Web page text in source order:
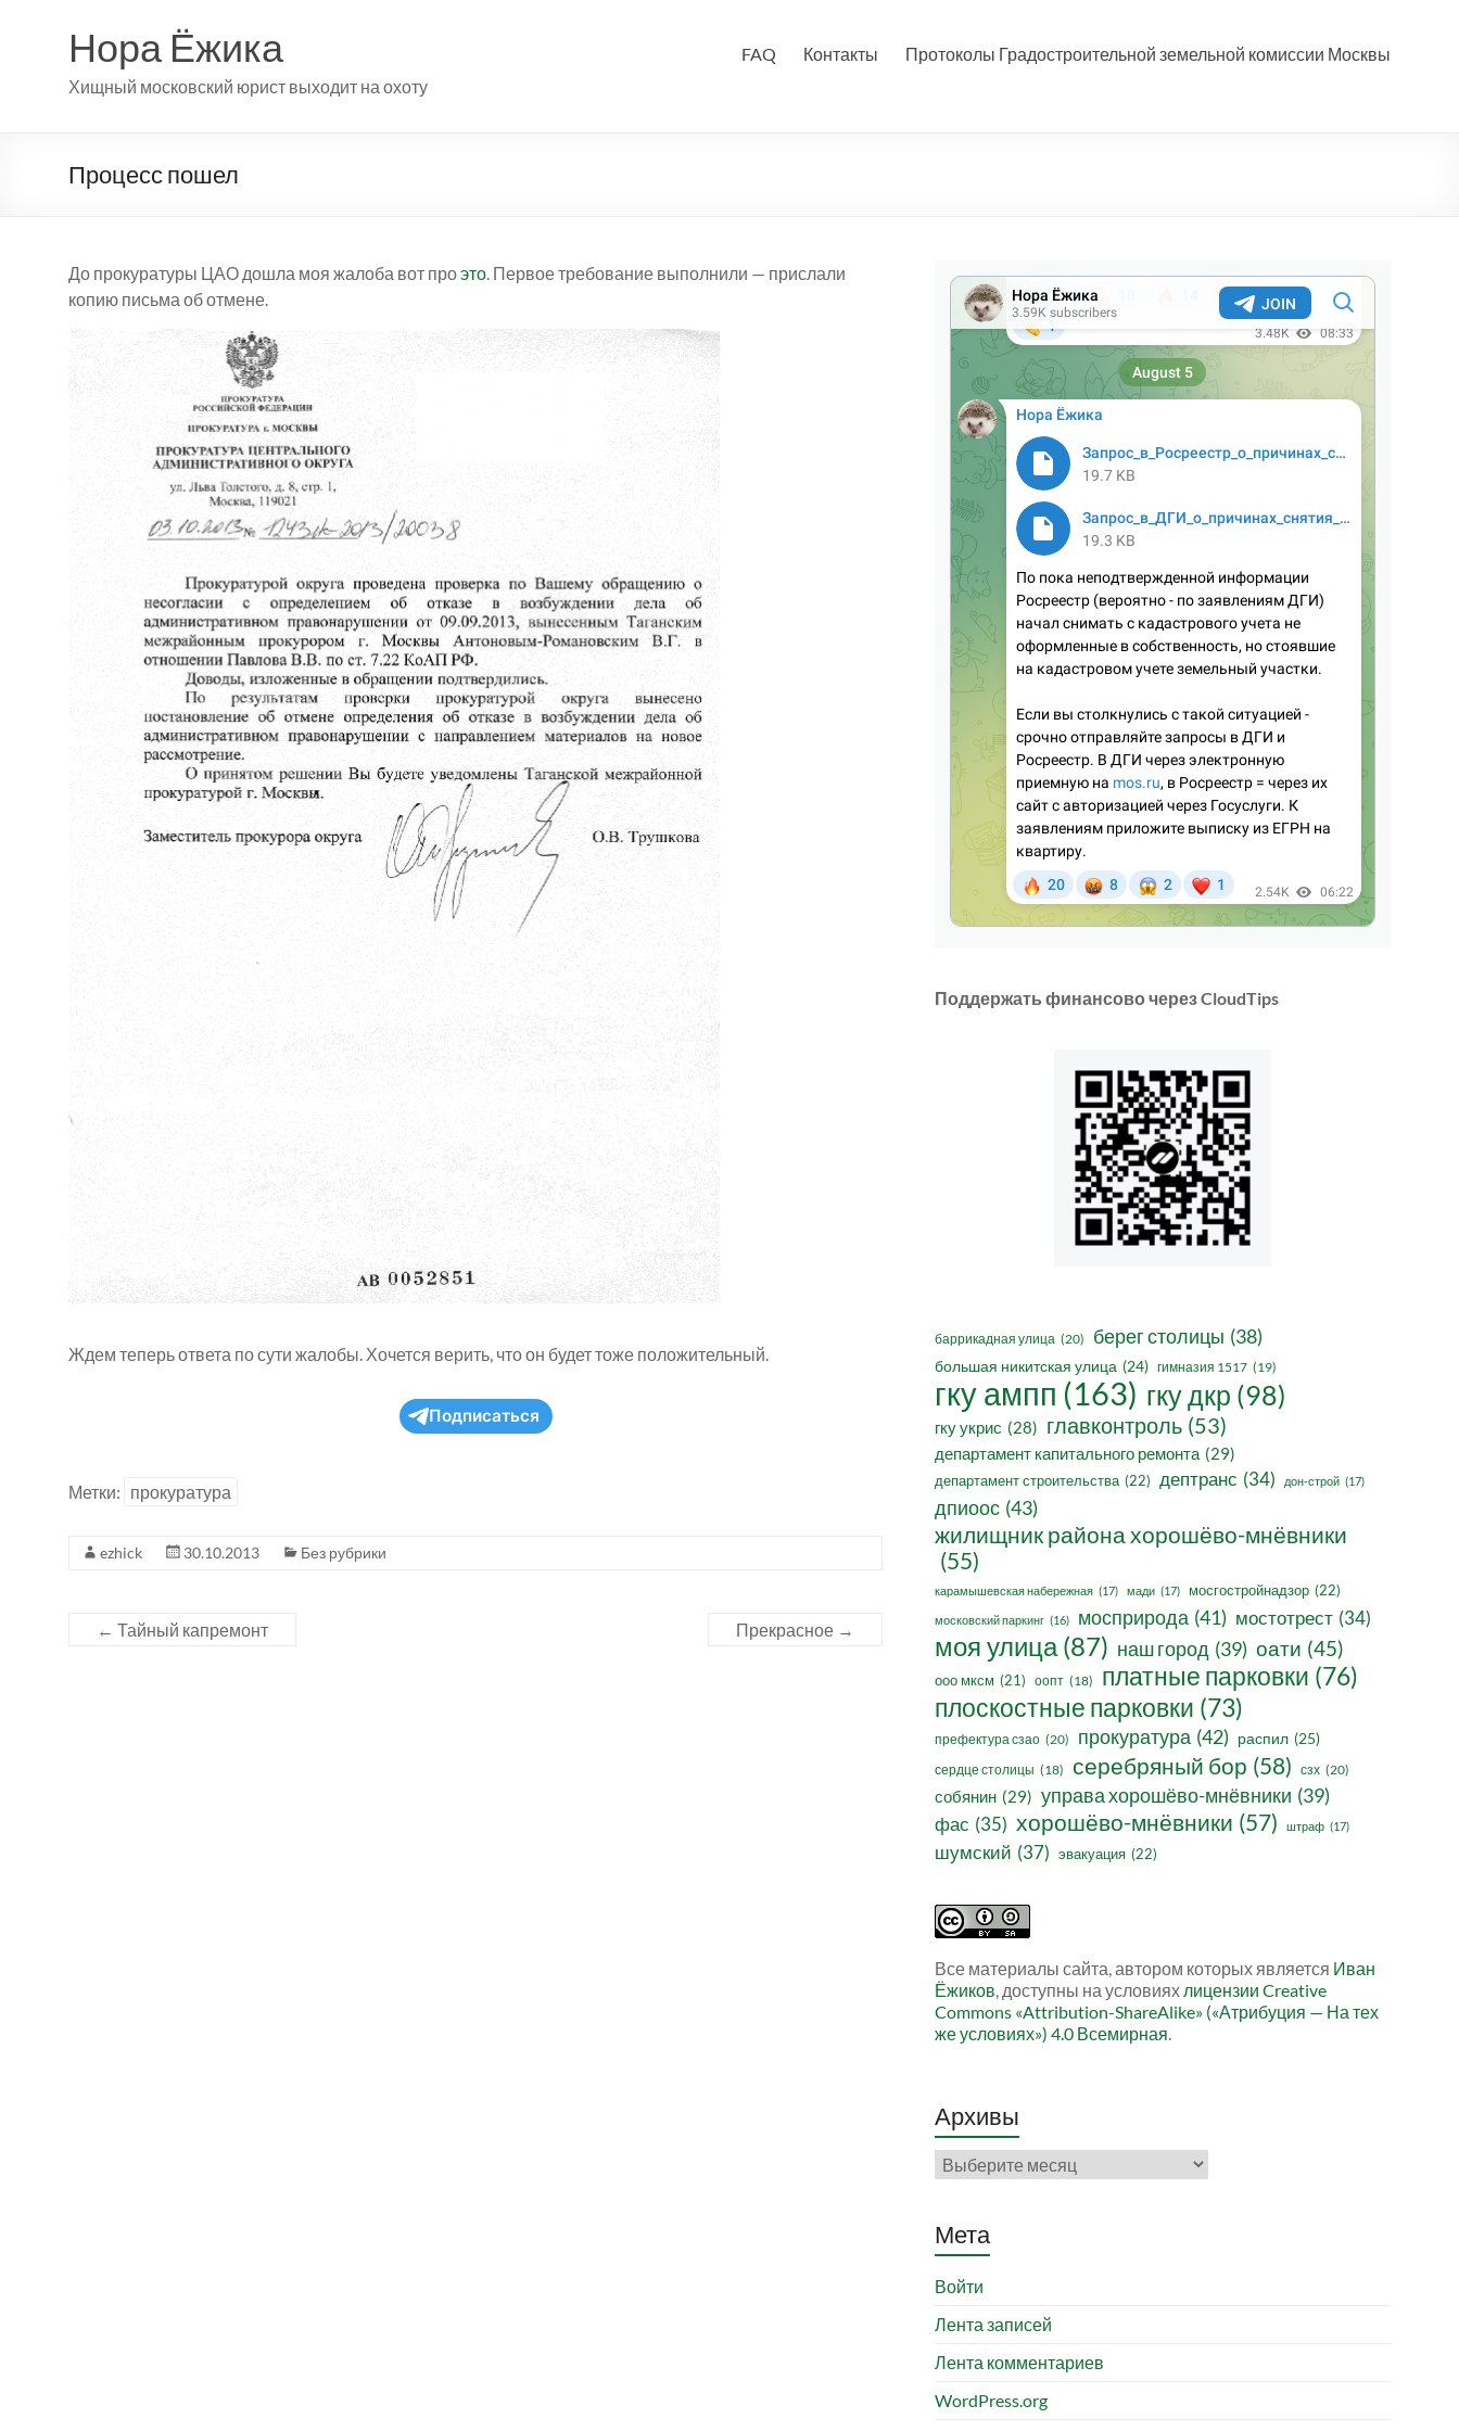
содержимомуНора Ёжика
Хищный московский юрист выходит на охоту
FAQ Контакты Протоколы Градостроительной земельной комиссии Москвы
Процесс пошел
До прокуратуры ЦАО дошла моя жалоба вот проэто. Первое требование выполнили — прислали
копию письма об отмене.
Ждем теперь ответа по сути жалобы. Хочется верить, что он будет тоже положительный.
Подписаться
Метки: прокуратура
ezhick 30.10.2013 Без рубрики
← Тайный капремонт Прекрасное →
Поддержать финансово через CloudTips
баррикадная улица (20) берег столицы (38)
большая никитская улица (24) гимназия 1517 (19)
гку ампп (163) гку дкр (98)
гку укрис (28) главконтроль (53)
департамент капитального ремонта (29)
департамент строительства (22) дептранс (34) дон-строй (17)
дпиоос (43)
жилищник района хорошёво-мнёвники
(55)
карамышевская набережная (17) мади (17) мосгостройнадзор (22)
московский паркинг (16) мосприрода (41) мостотрест (34)
моя улица (87) наш город (39) оати (45)
ооо мксм (21) оопт (18) платные парковки (76)
плоскостные парковки (73)
префектура сзао (20) прокуратура (42) распил (25)
сердце столицы (18) серебряный бор (58) сзх (20)
собянин (29) управа хорошёво-мнёвники (39)
фас (35) хорошёво-мнёвники (57) штраф (17)
шумский (37) эвакуация (22)
Все материалы сайта, автором которых является Иван
Ёжиков, доступны на условиях лицензии Creative
Commons «Attribution-ShareAlike» («Атрибуция — На тех
же условиях») 4.0 Всемирная.
Архивы
Архивы
Мета
Войти
Лента записей
Лента комментариев
WordPress.org